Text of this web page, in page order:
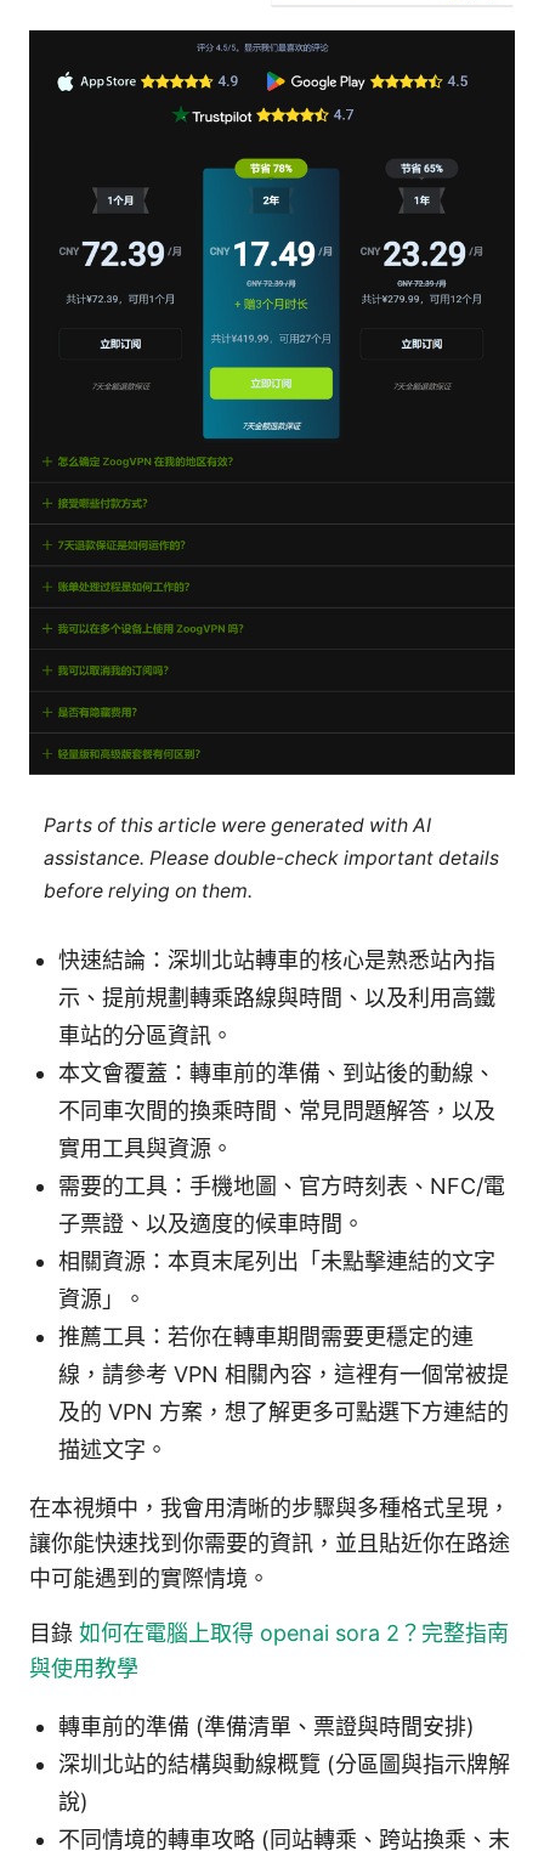
Parts of this article were generated with AI
assistance. Please double-check important details
before relying on them.
快速結論：深圳北站轉車的核心是熟悉站內指
示、提前規劃轉乘路線與時間、以及利用高鐵
車站的分區資訊。
本文會覆蓋：轉車前的準備、到站後的動線、
不同車次間的換乘時間、常見問題解答，以及
實用工具與資源。
需要的工具：手機地圖、官方時刻表、NFC/電
子票證、以及適度的候車時間。
相關資源：本頁末尾列出「未點擊連結的文字
資源」。
推薦工具：若你在轉車期間需要更穩定的連
線，請參考 VPN 相關內容，這裡有一個常被提
及的 VPN 方案，想了解更多可點選下方連結的
描述文字。
在本視頻中，我會用清晰的步驟與多種格式呈現，
讓你能快速找到你需要的資訊，並且貼近你在路途
中可能遇到的實際情境。
目錄 如何在電腦上取得 openai sora 2？完整指南
與使用教學
轉車前的準備 (準備清單、票證與時間安排)
深圳北站的結構與動線概覽 (分區圖與指示牌解
說)
不同情境的轉車攻略 (同站轉乘、跨站換乘、末